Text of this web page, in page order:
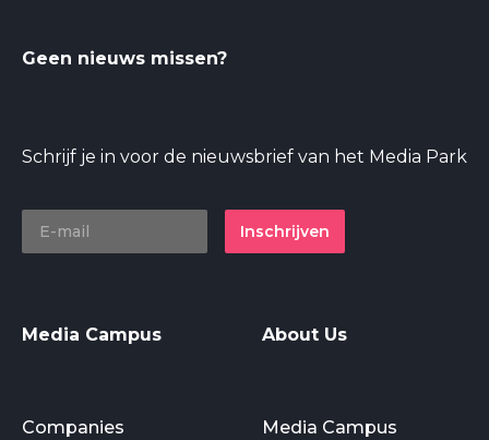
Geen nieuws missen?
Schrijf je in voor de nieuwsbrief van het Media Park
Inschrijven
Media Campus
Companies
About Us
Media Campus